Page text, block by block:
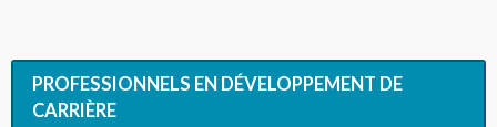
PROFESSIONNELS EN DÉVELOPPEMENT DE
CARRIÈRE